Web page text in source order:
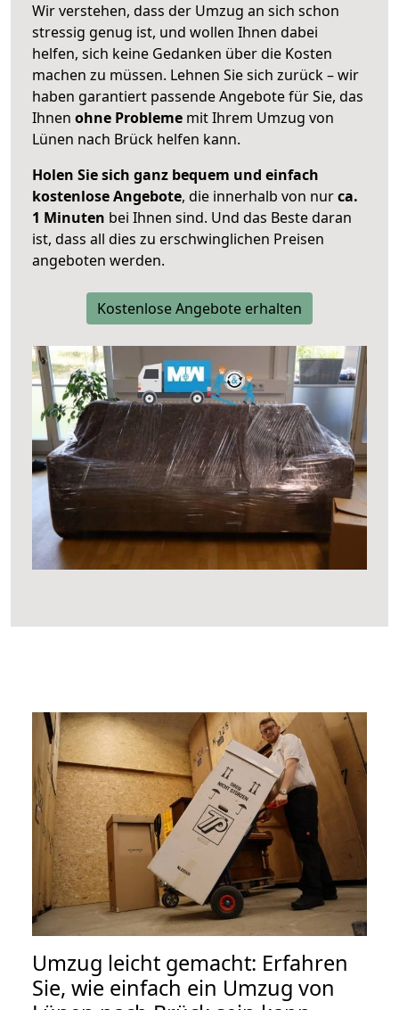
Wir verstehen, dass der Umzug an sich schon
stressig genug ist, und wollen Ihnen dabei
helfen, sich keine Gedanken über die Kosten
machen zu müssen. Lehnen Sie sich zurück – wir
haben garantiert passende Angebote für Sie, das
Ihnen ohne Probleme mit Ihrem Umzug von
Lünen nach Brück helfen kann.
Holen Sie sich ganz bequem und einfach
kostenlose Angebote, die innerhalb von nurca.
1 Minuten bei Ihnen sind. Und das Beste daran
ist, dass all dies zu erschwinglichen Preisen
angeboten werden.
Kostenlose Angebote erhalten
Umzug leicht gemacht: Erfahren
Sie, wie einfach ein Umzug von